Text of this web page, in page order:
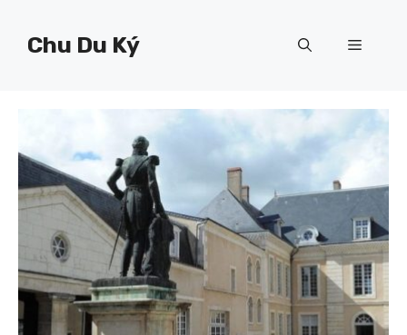
Chu Du Ký Menu